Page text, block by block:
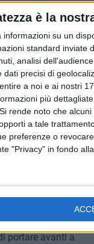
è la
su un
standard inviate
analisi
precisi di
a noi e ai nostri
più
Si rende noto che
a tale
preferenze o
"Privacy" in fondo
infatti anche il
a sua volta
«La
rispetto alle
ha da subito
in cantiere
è stata
che sono le
vengono rivolte dai
della zona
cittadino, come
di alcuni edifici
portare avanti a